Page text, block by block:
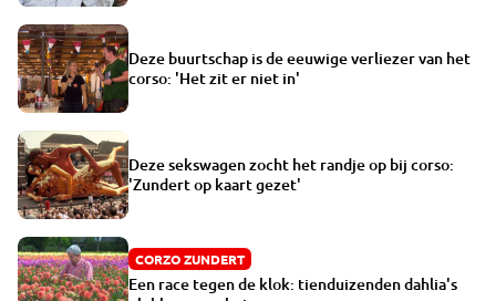
Deze buurtschap is de eeuwige verliezer van het
corso: 'Het zit er niet in'
Deze sekswagen zocht het randje op bij corso:
'Zundert op kaart gezet'
CORZO ZUNDERT
Een race tegen de klok: tienduizenden dahlia's